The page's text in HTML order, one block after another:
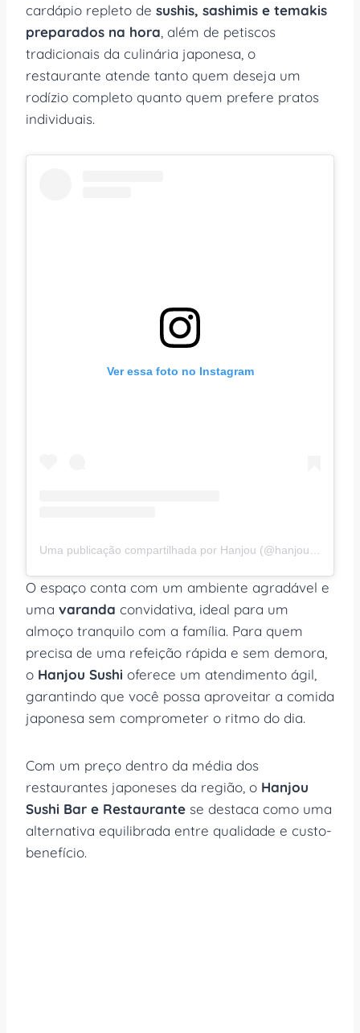
cardápio repleto de sushis, sashimis e temakis
preparados na hora , além de petiscos
tradicionais da culinária japonesa, o
restaurante atende tanto quem deseja um
rodízio completo quanto quem prefere pratos
individuais.
Ver essa foto no Instagram
O espaço conta com um ambiente agradável e
uma varanda convidativa, ideal para um
almoço tranquilo com a família. Para quem
precisa de uma refeição rápida e sem demora,
o Hanjou Sushi oferece um atendimento ágil,
garantindo que você possa aproveitar a comida
japonesa sem comprometer o ritmo do dia.
Com um preço dentro da média dos
restaurantes japoneses da região, o Hanjou
Sushi Bar e Restaurante se destaca como uma
alternativa equilibrada entre qualidade e custo-
benefício.